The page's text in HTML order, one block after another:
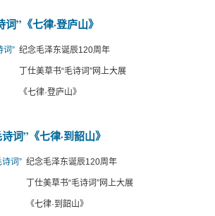
”《七律·登庐山》
纪念毛泽东诞辰120周年
丁仕美草书“毛诗词”网上大展
《七律·登庐山》
词”《七律·到韶山》
纪念毛泽东诞辰120周年
丁仕美草书“毛诗词”网上大展
《七律·到韶山》